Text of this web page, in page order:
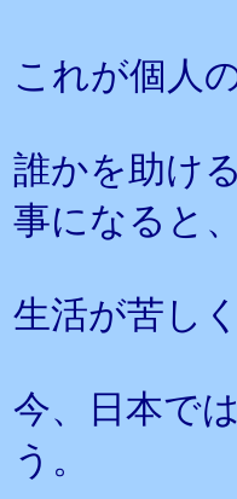
これが個人
誰かを助け
事になると、
生活が苦し
今、日本で
う。